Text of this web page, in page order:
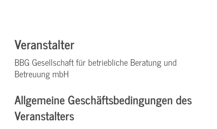
Veranstalter
BBG Gesellschaft für betriebliche Beratung und
Betreuung mbH
Allgemeine Geschäftsbedingungen des
Veranstalters